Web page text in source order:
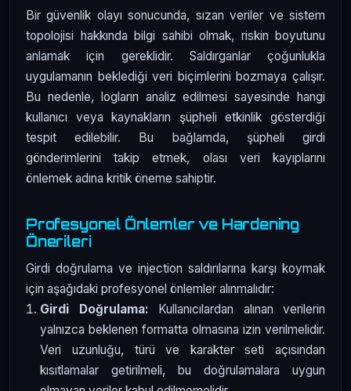
Bir güvenlik olayı sonucunda, sızan veriler ve sistem
topolojisi hakkında bilgi sahibi olmak, riskin boyutunu
anlamak için gereklidir. Saldırganlar çoğunlukla
uygulamanın beklediği veri biçimlerini bozmaya çalışır.
Bu nedenle, logların analiz edilmesi sayesinde hangi
kullanıcı veya kaynakların şüpheli etkinlik gösterdiği
tespit edilebilir. Bu bağlamda, şüpheli girdi
gönderimlerini takip etmek, olası veri kayıplarını
önlemek adına kritik öneme sahiptir.
Profesyonel Önlemler ve Hardening
Önerileri
Girdi doğrulama ve injection saldırılarına karşı koymak
için aşağıdaki profesyonel önlemler alınmalıdır:
Girdi Doğrulama: Kullanıcılardan alınan verilerin
yalnızca beklenen formatta olmasına izin verilmelidir.
Veri uzunluğu, türü ve karakter seti açısından
kısıtlamalar getirilmeli, bu doğrulamalara uygun